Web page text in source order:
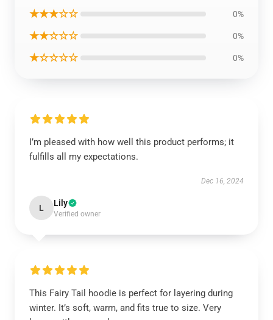
★★★☆☆ 0%
★★☆☆☆ 0%
★☆☆☆☆ 0%
I’m pleased with how well this product performs; it
fulfills all my expectations.
Dec 16, 2024
L Lily
Verified owner
This Fairy Tail hoodie is perfect for layering during
winter. It’s soft, warm, and fits true to size. Very